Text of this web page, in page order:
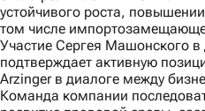
устойчивого роста,
том числе
Участие Сергея Машонского
подтверждает активную
Arzinger в диалоге между
Команда компании